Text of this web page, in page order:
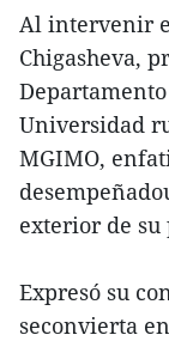
Al intervenir
Chigasheva,
Universidad
MGIMO,
exterior de su
Expresó su
seconvierta